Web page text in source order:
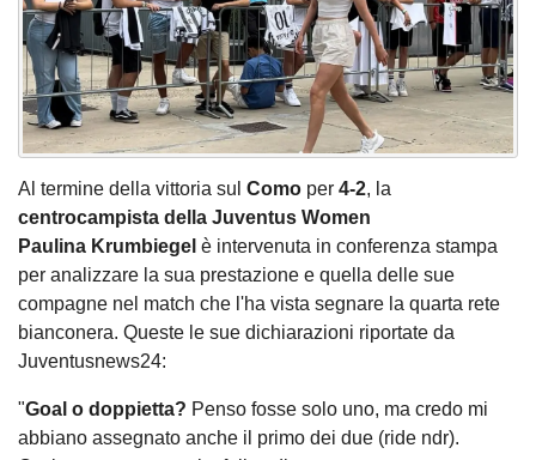
Al termine della vittoria sul Como per 4-2, la
centrocampista della Juventus Women
Paulina Krumbiegel è intervenuta in conferenza stampa
per analizzare la sua prestazione e quella delle sue
compagne nel match che l'ha vista segnare la quarta rete
bianconera. Queste le sue dichiarazioni riportate da
Juventusnews24:
"Goal o doppietta? Penso fosse solo uno, ma credo mi
abbiano assegnato anche il primo dei due (ride ndr).